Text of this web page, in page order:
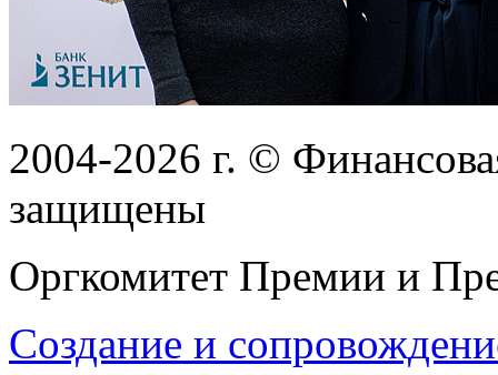
2004-2026 г. ©
защищены
Оргкомитет Премии и
Создание и